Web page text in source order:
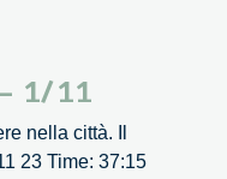
1/11
nella città. Il
23 Time: 37:15